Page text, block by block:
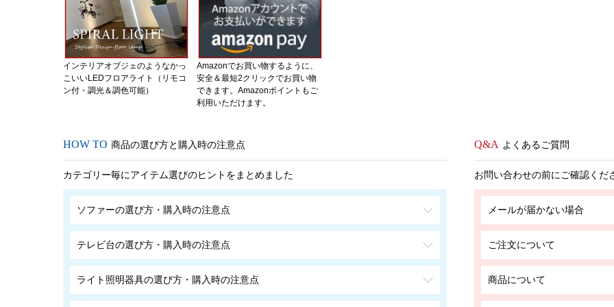
インテリアオブジェのようなかっ
こいいLEDフロアライト（リモコ
ン付・調光＆調色可能）
Amazonでお買い物するように、
安全＆最短2クリックでお買い物
できます。Amazonポイントもご
利用いただけます。
商品の選び方と購入時の注意点
カテゴリー毎にアイテム選びのヒントをまとめました
ソファーの選び方・購入時の注意点
テレビ台の選び方・購入時の注意点
ライト照明器具の選び方・購入時の注意点
よくあるご質問
お問い合わせの前にご確認くだ
メールが届かない場合
ご注文について
商品について